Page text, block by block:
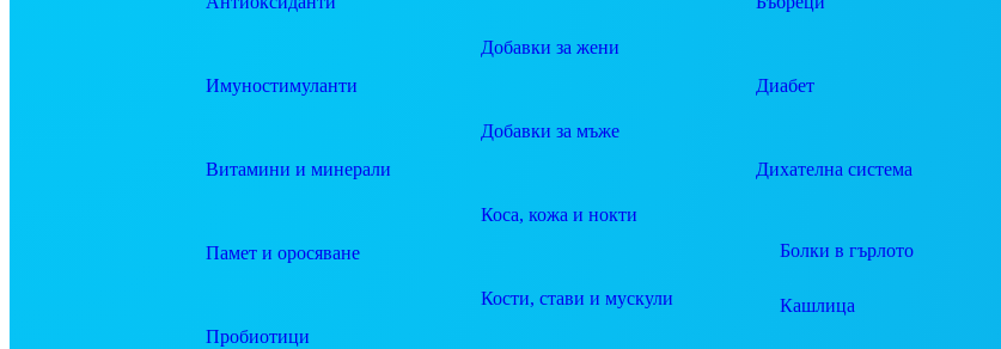
Имуностимуланти
Витамини и минерали
Памет и оросяване
Пробиотици
Добавки за жени
Добавки за мъже
Коса, кожа и нокти
Кости, стави и мускули
Диабет
Дихателна система
Болки в гърлото
Кашлица